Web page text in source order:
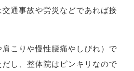
通事故や労災などであれば接
こりや慢性腰痛やしびれ）で
し、整体院はピンキリなので